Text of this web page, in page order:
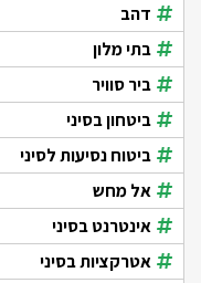
דהב
בתי מלון
ביר סוויר
ביטחון בסיני
ביטוח נסיעות לסיני
אל מחש
אינטרנט בסיני
אטרקציות בסיני